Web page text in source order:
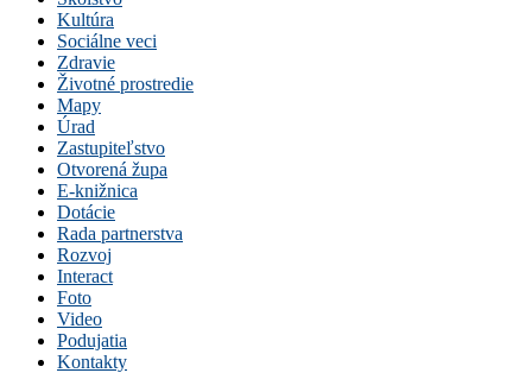
Kultúra
Sociálne veci
Zdravie
Životné prostredie
Mapy
Úrad
Zastupiteľstvo
Otvorená župa
E-knižnica
Dotácie
Rada partnerstva
Rozvoj
Interact
Foto
Video
Podujatia
Kontakty